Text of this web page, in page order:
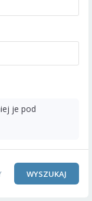
je pod
WYSZUKAJ